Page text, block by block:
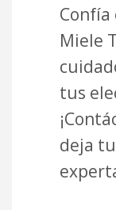
Confía
Miele
tus
deja